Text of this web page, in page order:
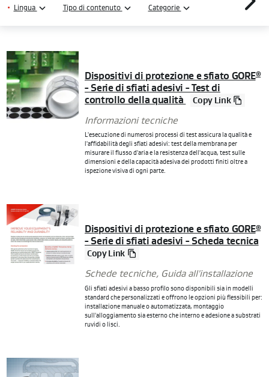
• Lingua Tipo di contenuto Categorie
Dispositivi di protezione e sfiato GORE®
- Serie di sfiati adesivi - Test di
controllo della qualità
Copy Link
Informazioni tecniche
L'esecuzione di numerosi processi di test assicura la qualità e
l'affidabilità degli sfiati adesivi: test della membrana per
misurare il flusso d'aria e la resistenza dell'acqua, test sulle
dimensioni e della capacità adesiva dei prodotti finiti oltre a
ispezione visiva di ogni parte.
Dispositivi di protezione e sfiato GORE®
- Serie di sfiati adesivi - Scheda tecnica
Copy Link
Schede tecniche, Guida all'installazione
Gli sfiati adesivi a basso profilo sono disponibili sia in modelli
standard che personalizzati e offrono le opzioni più flessibili per:
installazione manuale o automatizzata, montaggio
sull'alloggiamento sia esterno che interno e adesione a substrati
ruvidi o lisci.